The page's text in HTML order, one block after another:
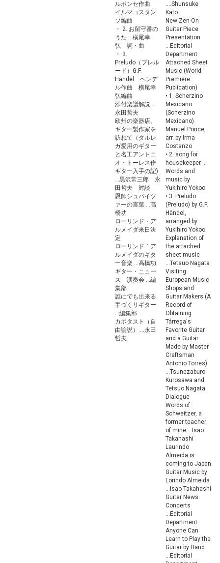
ルポンセ作曲
イルマコスタン
ソ編曲
・ 2. お留守番の
うた ...横尾幸
弘 詞・曲
・ 3.
Preludo（プレル
ード）G.F.
Händel ヘンデ
ル作曲 横尾幸
弘編曲
添付楽譜解説 ...
永田哲夫
欧州の楽器店、
ギター製作家を
訪ねて（タルレ
ガ愛用のギター
と名工アントニ
オ・トーレス作
ギター入手の記)
...黒沢常三郎 永
田哲夫 対談
恩師シュバイツ
ァーの言葉 ...高
橋功
ローリンド・ア
ルメイダ来日決
定
ローリンド｀ア
ルメイダのギタ
ー音楽 ...高橋功
ギター・ニュー
ス 演奏会 ...編
集部
誰にでも出来る
手づくリギター
...編集部
カポタスト（自
由論説） ...永田
哲夫
....Shunsuke
Kato
New Zen-On
Guitar Piece
Presentation
...Editorial
Department
Attached Sheet
Music (World
Premiere
Publication)
• 1. Scherzino
Mexicano
(Scherzino
Mexicano)
Manuel Ponce,
arr. by Irma
Costanzo
• 2. song for
housekeeper ...
Words and
music by
Yukihiro Yokoo
• 3. Preludo
(Preludo) by G.F.
Händel,
arranged by
Yukihiro Yokoo
Explanation of
the attached
sheet music
...Tetsuo Nagata
Visiting
European Music
Shops and
Guitar Makers (A
Record of
Obtaining
Tárrega's
Favorite Guitar
and a Guitar
Made by Master
Craftsman
Antonio Torres)
...Tsunezaburo
Kurosawa and
Tetsuo Nagata
Dialogue
Words of
Schweitzer, a
former teacher
of mine ...Isao
Takahashi
Laurindo
Almeida is
coming to Japan
Guitar Music by
Lorindo Almeida
...Isao Takahashi
Guitar News
Concerts
...Editorial
Department
Anyone Can
Learn to Play the
Guitar by Hand
...Editorial